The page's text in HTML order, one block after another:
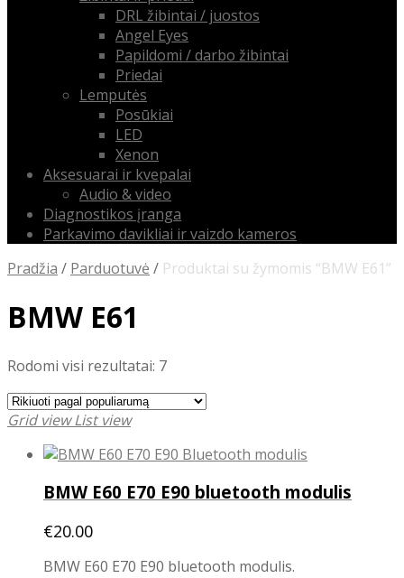
DRL žibintai / juostos
Angel Eyes
Papildomi / darbo žibintai
Priedai
Lemputės
Posūkiai
LED
Xenon
Aksesuarai ir kvepalai
Audio & video
Diagnostikos įranga
Parkavimo davikliai ir vaizdo kameros
Pradžia / Parduotuvė / Produktai su žymomis “BMW E61”
BMW E61
Rodomi visi rezultatai: 7Rūšiuojama
populiarumą
Grid view List view
BMW E60 E70 E90 bluetooth modulis
€20.00
BMW E60 E70 E90 bluetooth modulis.